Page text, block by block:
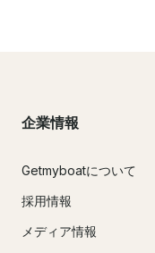
企業情報
Getmyboatについて
採用情報
メディア情報